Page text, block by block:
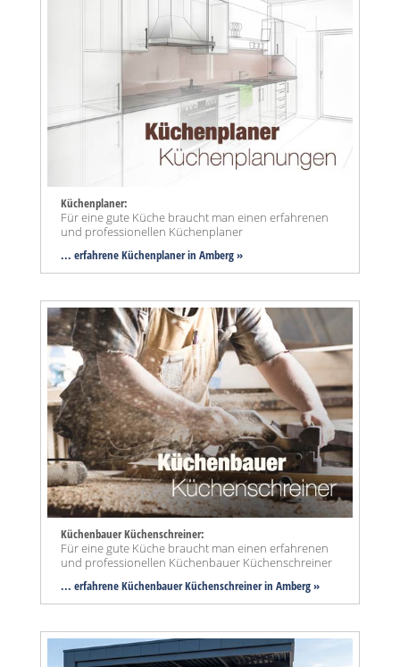
Küchenplaner:
Für eine gute Küche braucht man einen erfahrenen
und professionellen Küchenplaner
... erfahrene Küchenplaner in Amberg »
Küchenbauer Küchenschreiner:
Für eine gute Küche braucht man einen erfahrenen
und professionellen Küchenbauer Küchenschreiner
... erfahrene Küchenbauer Küchenschreiner in Amberg »